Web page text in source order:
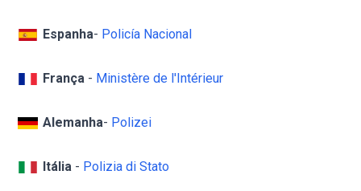
Espanha- Policía Nacional
França - Ministère de l'Intérieur
Alemanha- Polizei
Itália - Polizia di Stato